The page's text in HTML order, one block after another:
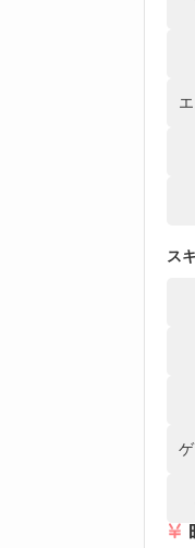
ス